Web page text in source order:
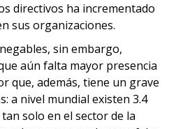
directivos ha incrementado
sus organizaciones.
sin embargo,
aún falta mayor presencia
que, además, tiene un grave
a nivel mundial existen 3.4
solo en el sector de la